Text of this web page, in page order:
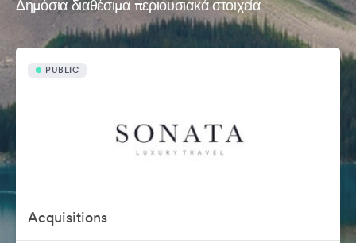
Δημόσια διαθέσιμα περιουσιακά στοιχεία
PUBLIC
Acquisitions